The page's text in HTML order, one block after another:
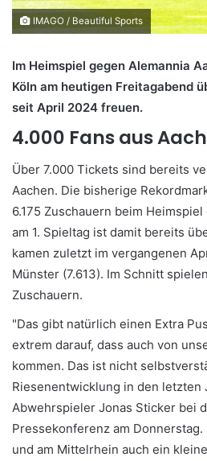
IMAGO / Beautiful Sports
Im Heimspiel gegen Alemannia
Köln am heutigen Freitagabend
seit April 2024 freuen.
4.000 Fans aus
Über 7.000 Tickets sind bereits
Aachen. Die bisherige
6.175 Zuschauern beim
am 1. Spieltag ist damit bereits
kamen zuletzt im vergangenen
Münster (7.613). Im Schnitt
Zuschauern.
"Das gibt natürlich einen Extra
extrem darauf, dass auch von
kommen. Das ist nicht
Riesenentwicklung in den letzten
Abwehrspieler Jonas Sticker bei
Pressekonferenz am
und am Mittelrhein auch ein